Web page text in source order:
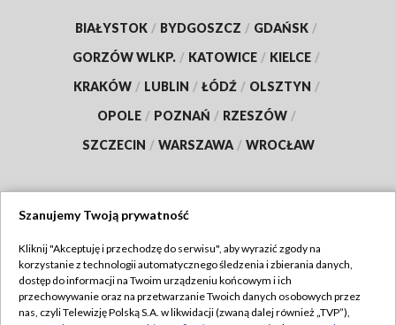
BIAŁYSTOK / BYDGOSZCZ / GDAŃSK /
GORZÓW WLKP. / KATOWICE / KIELCE /
KRAKÓW / LUBLIN / ŁÓDŹ / OLSZTYN /
OPOLE / POZNAŃ / RZESZÓW /
SZCZECIN / WARSZAWA / WROCŁAW
TVP
Abonament TVP
Regulamin TVP
Szanujemy Twoją prywatność
Kliknij "Akceptuję i przechodzę do serwisu", aby wyrazić zgody na
korzystanie z technologii automatycznego śledzenia i zbierania danych,
dostęp do informacji na Twoim urządzeniu końcowym i ich
przechowywanie oraz na przetwarzanie Twoich danych osobowych przez
nas, czyli Telewizję Polską S.A. w likwidacji (zwaną dalej również „TVP”),